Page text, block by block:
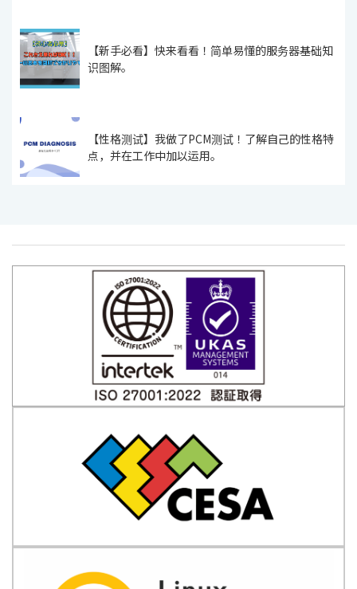
【新手必看】快来看看！简单易懂的服务器基础知
识图解。
【性格测试】我做了PCM测试！了解自己的性格特
点，并在工作中加以运用。